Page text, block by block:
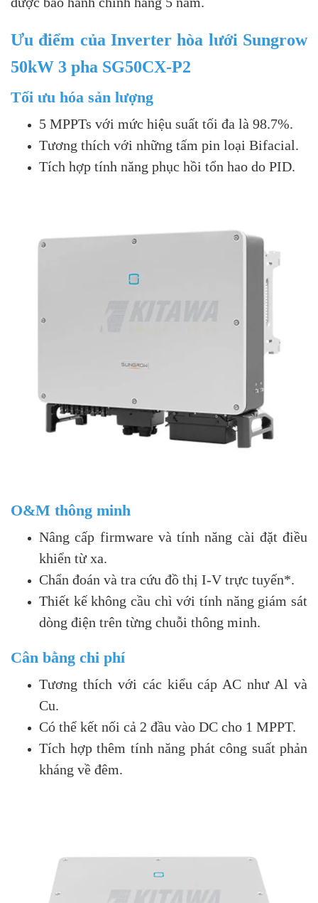
Ưu điểm của Inverter hòa lưới Sungrow
50kW 3 pha SG50CX-P2
Tối ưu hóa sản lượng
5 MPPTs với mức hiệu suất tối đa là 98.7%.
Tương thích với những tấm pin loại Bifacial.
Tích hợp tính năng phục hồi tổn hao do PID.
O&M thông minh
Nâng cấp firmware và tính năng cài đặt điều
khiển từ xa.
Chẩn đoán và tra cứu đồ thị I-V trực tuyến*.
Thiết kế không cầu chì với tính năng giám sát
dòng điện trên từng chuỗi thông minh.
Cân bằng chi phí
Tương thích với các kiểu cáp AC như Al và
Cu.
Có thể kết nối cả 2 đầu vào DC cho 1 MPPT.
Tích hợp thêm tính năng phát công suất phản
kháng về đêm.